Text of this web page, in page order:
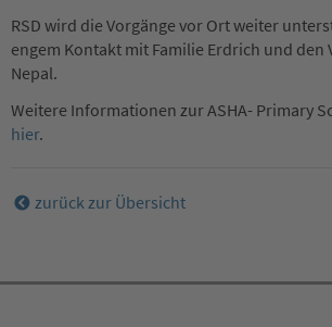
RSD wird die Vorgänge vor Ort weiter
engem Kontakt mit Familie Erdrich und
Nepal.
Weitere Informationen zur ASHA- Primary
hier.
zurück zur Übersicht